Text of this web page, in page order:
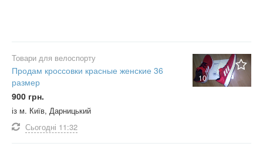
10
Товари для велоспорту
Продам кроссовки красные женские 36
размер
900 грн.
із м. Київ, Дарницький
Сьогодні 11:32